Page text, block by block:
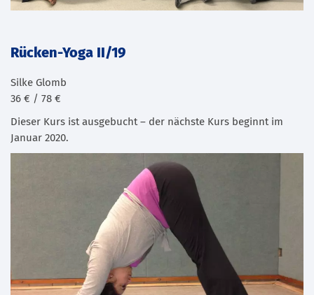
Rücken-Yoga II/19
Silke Glomb
36 € / 78 €
Dieser Kurs ist ausgebucht – der nächste Kurs beginnt im
Januar 2020.